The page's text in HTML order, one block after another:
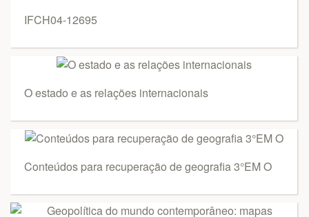
IFCH04-12695
O estado e as relações internacionais
Conteúdos para recuperação de geografia 3°EM O